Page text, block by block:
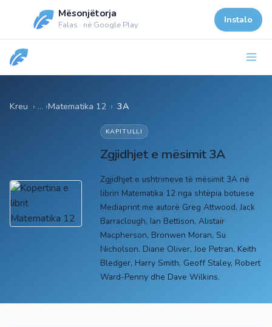
Mësonjëtorja
Falas · në Google Play Instalo
Kreu Matematika 12 › 3A
KAPITULLI
Zgjidhjet e mësimit 3A
Zgjidhjet e ushtrimeve të mësimit 3A në
librin Matematika 12 nga shtëpia botuese
Mediaprint me autorë Greg Attwood, Jack
Barraclough, Ian Bettison, Alistair
Macpherson, Bronwen Moran, Su
Nicholson, Diane Oliver, Joe Petran, Keith
Bledger, Harry Smith, Geoff Staley, Robert
Ward-Penny dhe Dave Wilkins.